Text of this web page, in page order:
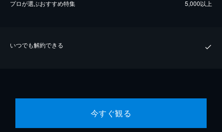
プロが選ぶおすすめ特集 5,000以上
いつでも解約できる
今すぐ観る